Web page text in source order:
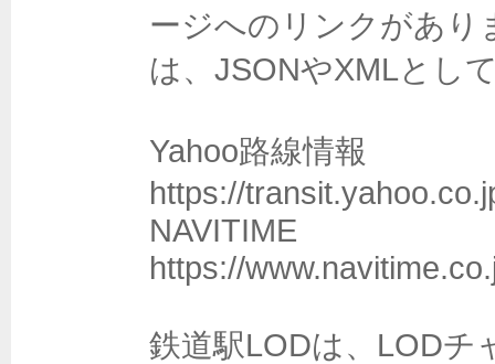
ージへのリンクがあり
は、JSONやXMLとし
Yahoo路線情報
https://
NAVITIME
https://
鉄道駅LODは、LODチ